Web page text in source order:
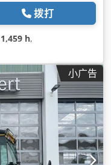
拨打
1,459 h,
小广告